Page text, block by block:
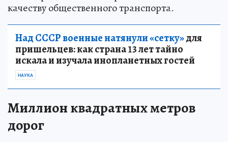
качеству общественного транспорта.
Над СССР военные натянули «сетку»для
пришельцев: как страна 13 лет тайно
искала и изучала инопланетных гостей
НАУКА
Миллион квадратных метров
дорог